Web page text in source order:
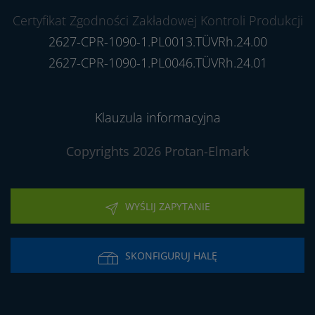
Certyfikat Zgodności Zakładowej Kontroli Produkcji
2627-CPR-1090-1.PL0013.TÜVRh.24.00
2627-CPR-1090-1.PL0046.TÜVRh.24.01
Klauzula informacyjna
Copyrights 2026 Protan-Elmark
WYŚLIJ ZAPYTANIE
SKONFIGURUJ HALĘ